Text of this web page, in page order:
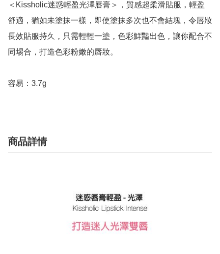
＜Kissholic迷惑輕盈光澤唇膏＞，質感超柔滑貼服，輕盈
舒適，猶如未塗抹一樣，即使塗抹多次也不會結塊，令唇妝
長效貼服持久，只需輕輕一塗，色彩鮮豔出色，讓你配合不
同埸合，打造色彩粉嫩的唇妝。
容易：3.7g
商品詳情